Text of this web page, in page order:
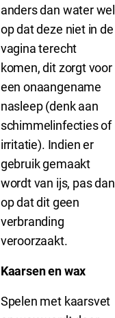
anders dan water wel
op dat deze niet in de
vagina terecht
komen, dit zorgt voor
een onaangename
nasleep (denk aan
schimmelinfecties of
irritatie). Indien er
gebruik gemaakt
wordt van ijs, pas dan
op dat dit geen
verbranding
veroorzaakt.
Kaarsen en wax
Spelen met kaarsvet